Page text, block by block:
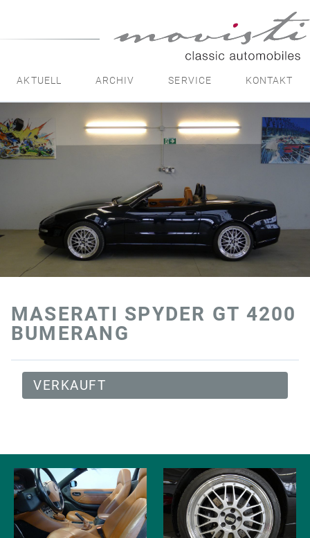
automobiles
AKTUELL ARCHIV SERVICE KONTAKT
MASERATI SPYDER GT 4200
BUMERANG
VERKAUFT